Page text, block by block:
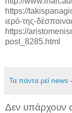
https://
ιερό-της-
https://
post_8285.html
Τα πάντα ρεί news -
Δεν υπάρχουν